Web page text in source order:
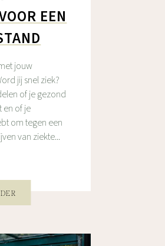
EEN
jouw
jij snel ziek?
of je gezond
en of je
om tegen een
van ziekte...